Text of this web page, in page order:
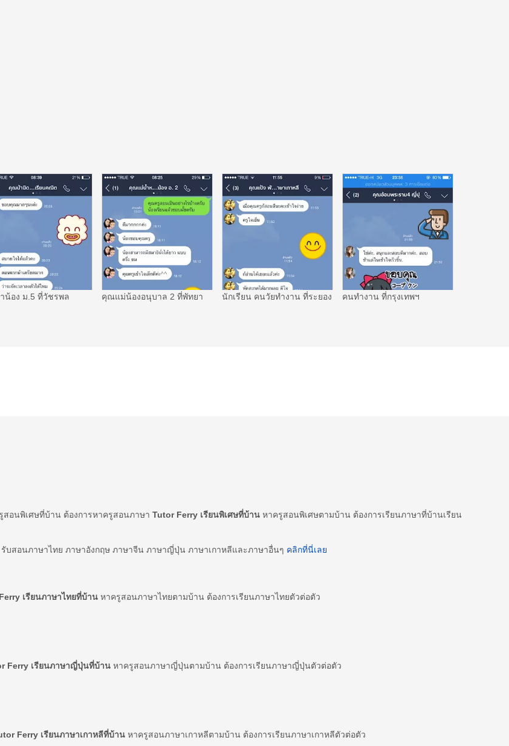
น้อง ม.5 ที่วัชรพล คุณแม่น้องอนุบาล 2 ที่พัทยา นักเรียน คนวัยทำงาน ที่ระยอง คนทำงาน ที่กรุงเทพฯ
สอนพิเศษที่บ้าน ต้องการหาครูสอนภาษา Tutor Ferry เรียนพิเศษที่บ้าน หาครูสอนพิเศษตามบ้าน ต้องการเรียนภาษาที่บ้านเรียน
สอนภาษาไทย ภาษาอังกฤษ ภาษาจีน ภาษาญี่ปุ่น ภาษาเกาหลีและภาษาอื่นๆ คลิกที่นี่เลย
เรียนภาษาไทยที่บ้าน หาครูสอนภาษาไทยตามบ้าน ต้องการเรียนภาษาไทยตัวต่อตัว
Ferry เรียนภาษาญี่ปุ่นที่บ้าน หาครูสอนภาษาญี่ปุ่นตามบ้าน ต้องการเรียนภาษาญี่ปุ่นตัวต่อตัว
Ferry เรียนภาษาเกาหลีที่บ้าน หาครูสอนภาษาเกาหลีตามบ้าน ต้องการเรียนภาษาเกาหลีตัวต่อตัว